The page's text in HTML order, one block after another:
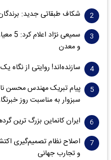
شکاف طبقاتی جدید:
و معدن
سازنده‌اند! روایتی از نگاه
پیام تبریک مهندس محسن
سبزوار به مناسبت روز
ایران کانماین بزرگ ترین
اصلاح نظام تصمیم‌گیری
و تجارب جهانی